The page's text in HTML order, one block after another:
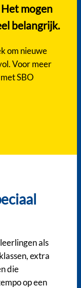
mogen
belangrijk.
om nieuwe
Voor meer
SBO
als
extra
die
op een